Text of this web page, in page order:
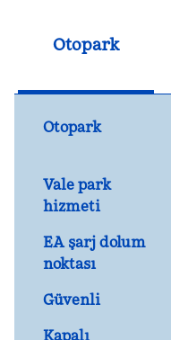
Otopark
Otopark
Vale park
hizmeti
EA şarj dolum
noktası
Güvenli
Kapalı